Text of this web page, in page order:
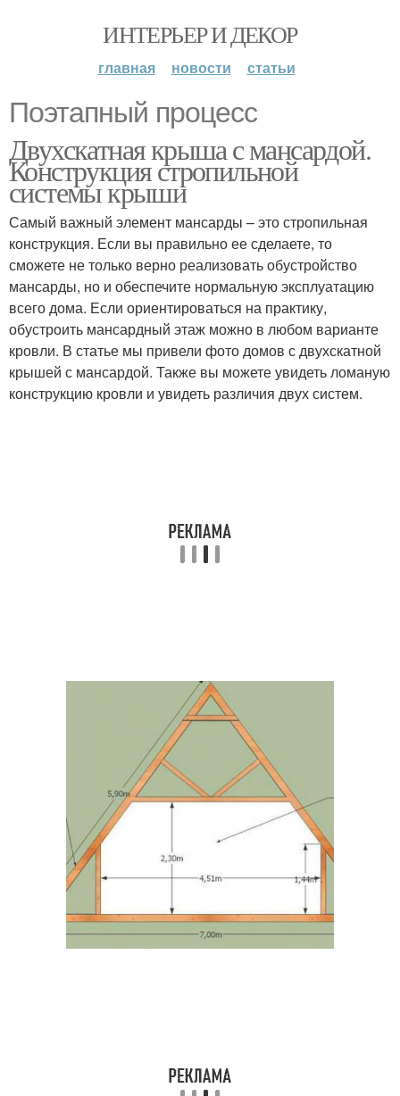
ИНТЕРЬЕР И ДЕКОР
главная новости статьи
Поэтапный процесс
Двухскатная крыша с мансардой.
Конструкция стропильной
системы крыши
Самый важный элемент мансарды – это стропильная
конструкция. Если вы правильно ее сделаете, то
сможете не только верно реализовать обустройство
мансарды, но и обеспечите нормальную эксплуатацию
всего дома. Если ориентироваться на практику,
обустроить мансардный этаж можно в любом варианте
кровли. В статье мы привели фото домов с двухскатной
крышей с мансардой. Также вы можете увидеть ломаную
конструкцию кровли и увидеть различия двух систем.